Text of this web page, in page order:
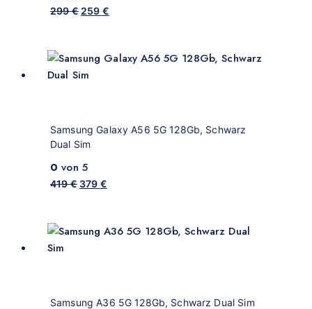
299€ 259 €
Samsung Galaxy A56 5G 128Gb, Schwarz
Dual Sim
0 von 5
419€ 379 €
Samsung A36 5G 128Gb, Schwarz Dual Sim